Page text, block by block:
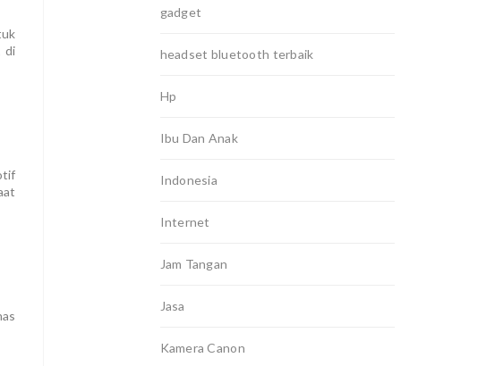
di
gadget
headset bluetooth terbaik
Hp
Ibu Dan Anak
Indonesia
Internet
Jam Tangan
Jasa
Kamera Canon